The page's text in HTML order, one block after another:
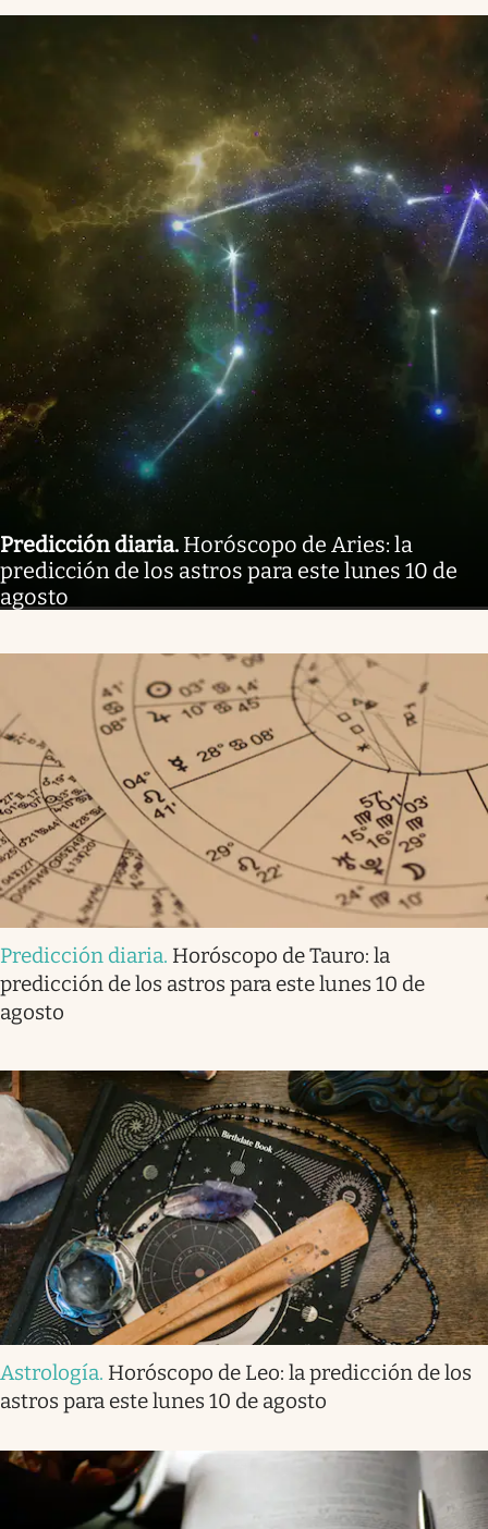
Predicción diaria. Horóscopo de Aries: la
predicción de los astros para este lunes 10 de
agosto
Predicción diaria. Horóscopo de Tauro: la
predicción de los astros para este lunes 10 de
agosto
Astrología. Horóscopo de Leo: la predicción de los
astros para este lunes 10 de agosto